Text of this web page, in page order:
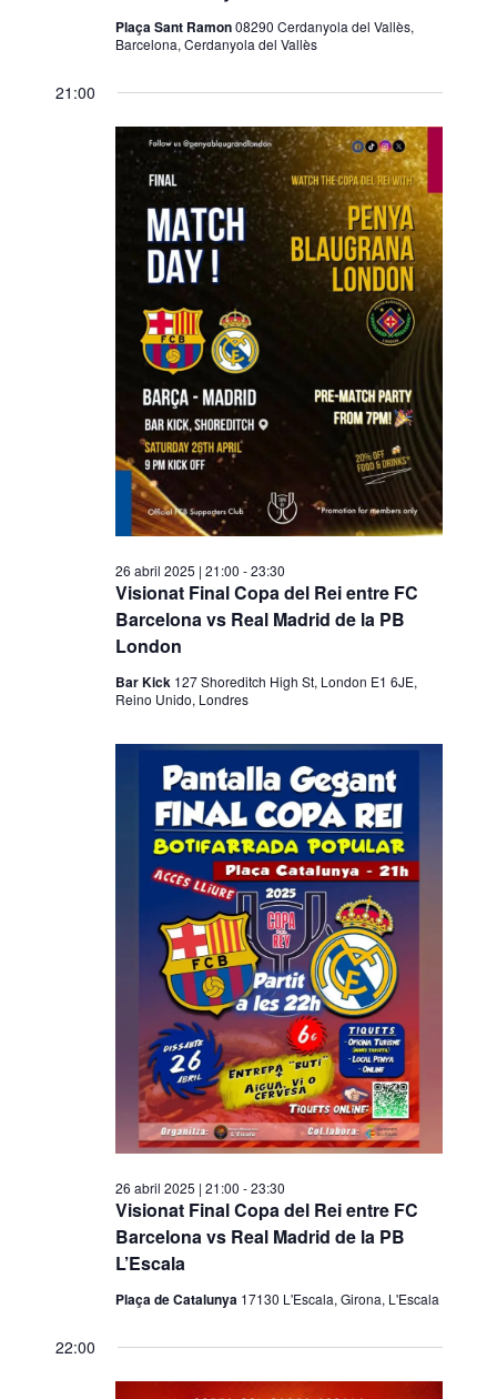
Plaça Sant Ramon08290 Cerdanyola del Vallès,
Barcelona, Cerdanyola del Vallès
21:00
Visionat Final Copa del Rei entre FC
Barcelona vs Real Madrid de la PB
London
26 abril 2025 | 21:00 -23:30
Bar Kick 127 Shoreditch High St, London E1 6JE,
Reino Unido, Londres
Visionat Final Copa del Rei entre FC
Barcelona vs Real Madrid de la PB
L’Escala
26 abril 2025 | 21:00 -23:30
Plaça de Catalunya 17130 L'Escala, Girona, L'Escala
22:00